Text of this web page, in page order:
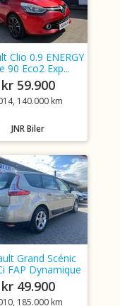
Clio 0.9 ENERGY
90 Eco2 Exp...
kr 59.900
140.000 km
JNR Biler
Grand Scénic
FAP Dynamique
kr 49.900
185.000 km